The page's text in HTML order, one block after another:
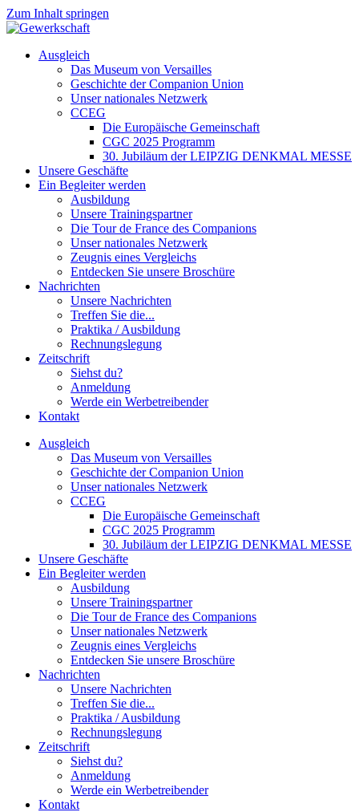
Zum Inhalt springen
Ausgleich
Das Museum von Versailles
Geschichte der Companion Union
Unser nationales Netzwerk
CCEG
Die Europäische Gemeinschaft
CGC 2025 Programm
30. Jubiläum der LEIPZIG DENKMAL MESSE
Unsere Geschäfte
Ein Begleiter werden
Ausbildung
Unsere Trainingspartner
Die Tour de France des Companions
Unser nationales Netzwerk
Zeugnis eines Vergleichs
Entdecken Sie unsere Broschüre
Nachrichten
Unsere Nachrichten
Treffen Sie die...
Praktika / Ausbildung
Rechnungslegung
Zeitschrift
Siehst du?
Anmeldung
Werde ein Werbetreibender
Kontakt
Ausgleich
Das Museum von Versailles
Geschichte der Companion Union
Unser nationales Netzwerk
CCEG
Die Europäische Gemeinschaft
CGC 2025 Programm
30. Jubiläum der LEIPZIG DENKMAL MESSE
Unsere Geschäfte
Ein Begleiter werden
Ausbildung
Unsere Trainingspartner
Die Tour de France des Companions
Unser nationales Netzwerk
Zeugnis eines Vergleichs
Entdecken Sie unsere Broschüre
Nachrichten
Unsere Nachrichten
Treffen Sie die...
Praktika / Ausbildung
Rechnungslegung
Zeitschrift
Siehst du?
Anmeldung
Werde ein Werbetreibender
Kontakt